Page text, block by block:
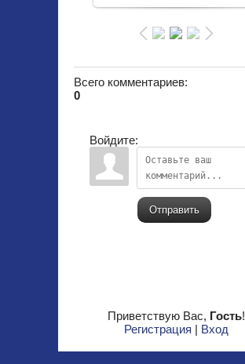
Всего комментариев:
0
Войдите:
Отправить
Приветствую Вас, Гость!
Регистрация | Вход